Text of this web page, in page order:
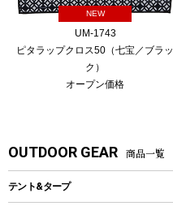
NEW
UM-1743
ピタラップクロス50（七宝／ブラッ
ク）
オープン価格
OUTDOOR GEAR 商品一覧
テント&タープ